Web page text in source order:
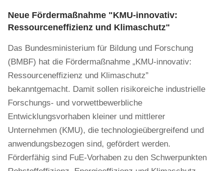
Neue Fördermaßnahme "KMU-innovativ:
Ressourceneffizienz und Klimaschutz"
Das Bundesministerium für Bildung und Forschung
(BMBF) hat die Fördermaßnahme „KMU-innovativ:
Ressourceneffizienz und Klimaschutz”
bekanntgemacht. Damit sollen risikoreiche industrielle
Forschungs- und vorwettbewerbliche
Entwicklungsvorhaben kleiner und mittlerer
Unternehmen (KMU), die technologieübergreifend und
anwendungsbezogen sind, gefördert werden.
Förderfähig sind FuE-Vorhaben zu den Schwerpunkten